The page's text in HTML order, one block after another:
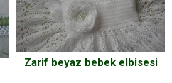
Zarif beyaz bebek elbisesi